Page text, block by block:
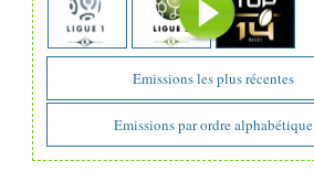
Emissions les plus récentes
Emissions par ordre alphabétique